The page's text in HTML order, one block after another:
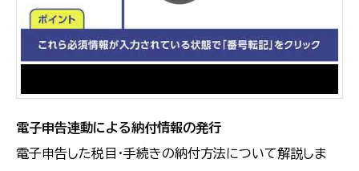
電子申告連動による納付情報の発行
電子申告した税目・手続きの納付方法について解説しま